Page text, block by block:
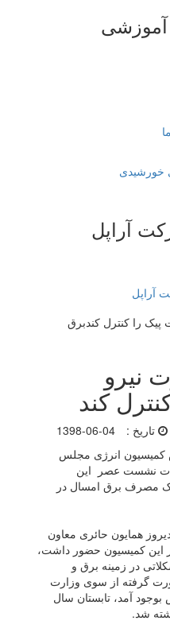
آموزشی
خورشیدی
آراپل
آراپل
نیرو
کند
تاریخ :
1398-06-04
کمیسیون انرژی مجلس
نشست عصر این
مصرف برق امسال در
همایون حائری معاون
این کمیسیون حضور داشت،
در زمینه برق و
گرفته از سوی وزارت
آمد، تابستان سال
شد.